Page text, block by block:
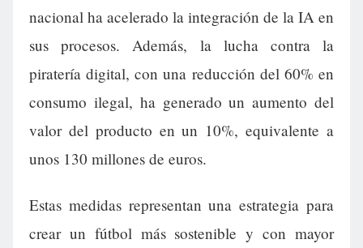
nacional ha acelerado la integración de la IA en
sus procesos. Además, la lucha contra la
piratería digital, con una reducción del 60% en
consumo ilegal, ha generado un aumento del
valor del producto en un 10%, equivalente a
unos 130 millones de euros.
Estas medidas representan una estrategia para
crear un fútbol más sostenible y con mayor